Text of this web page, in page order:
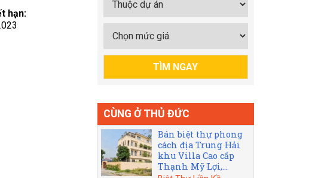
hạn:
CÙNG Ở THỦ ĐỨC
Bán biệt thự phong
cách địa Trung Hải
khu Villa Cao cấp
Thạnh Mỹ Lợi,...